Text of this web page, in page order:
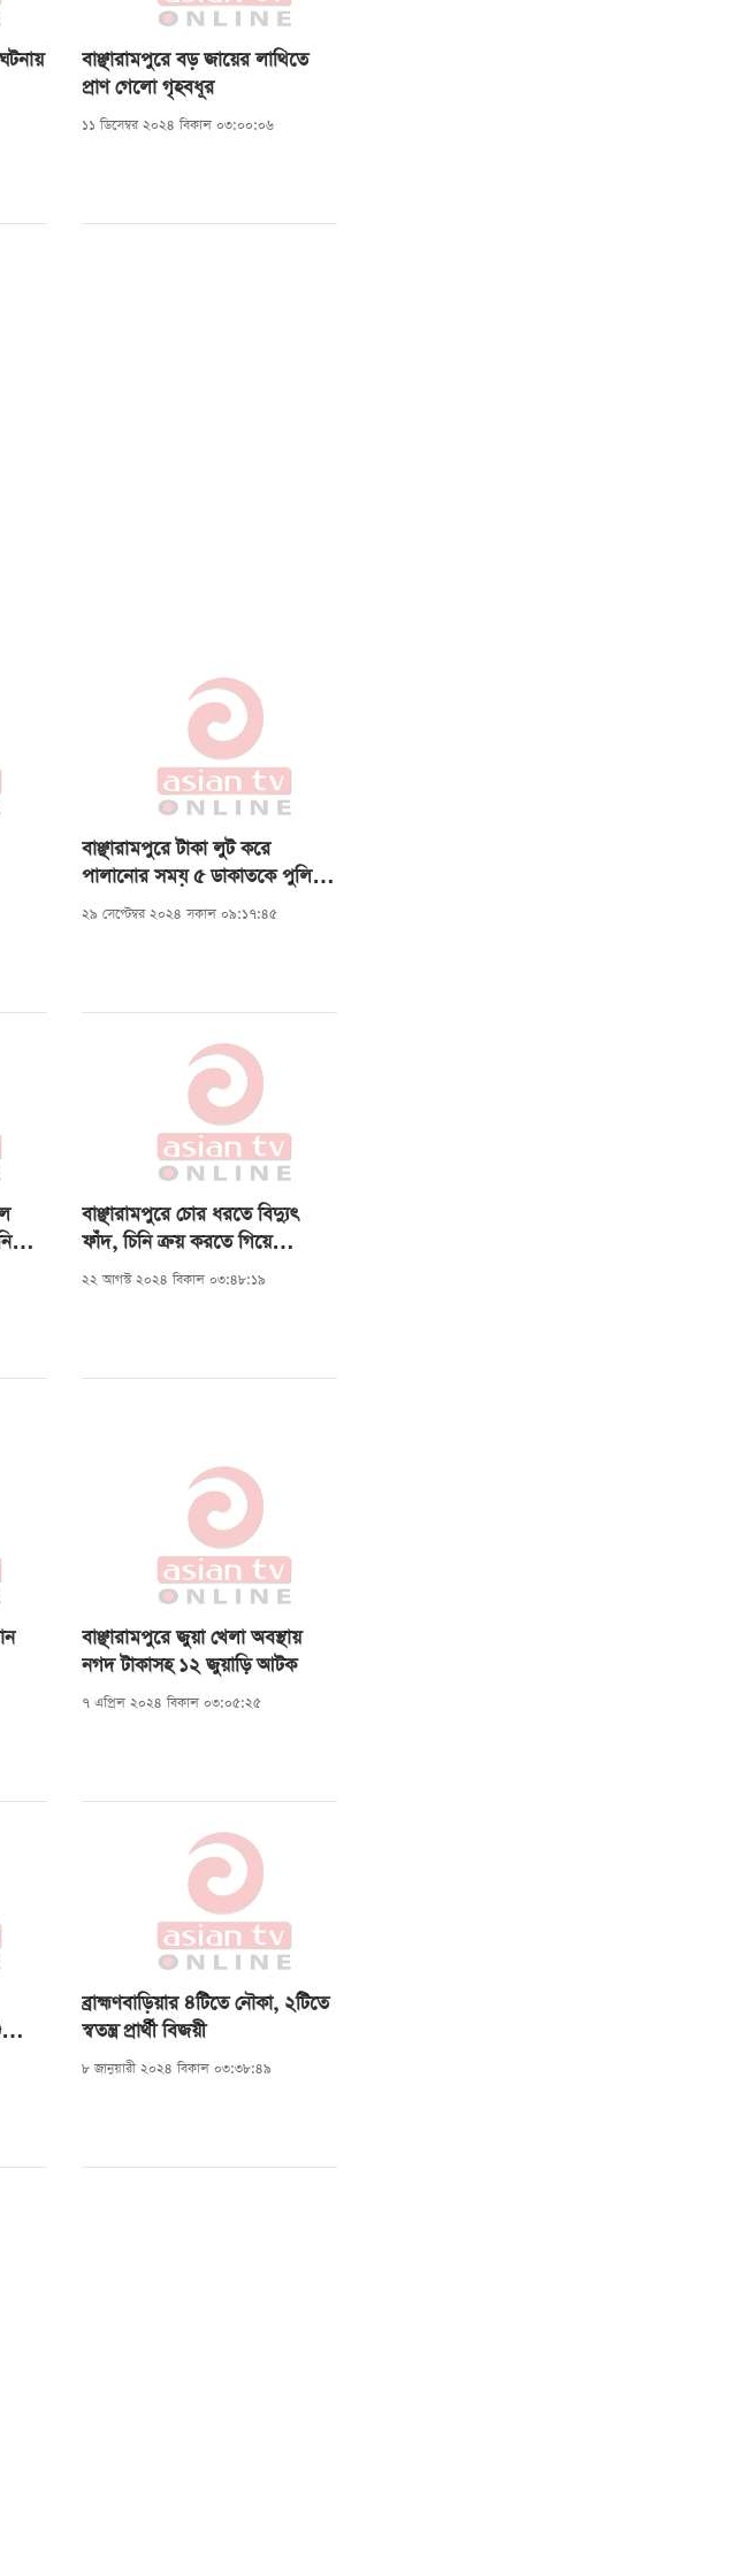
বাঞ্ছারামপুরে বড় জায়ের লাথিতে
প্রাণ গেলো গৃহবধূর
১১ ডিসেম্বর ২০২৪ বিকাল ০৩:০০:০৬
বাঞ্ছারামপুরে টাকা লুট করে
পালানোর সময় ৫ ডাকাতকে পুলিশে
দিলো এলাকাবাসী
২৯ সেপ্টেম্বর ২০২৪ সকাল ০৯:১৭:৪৫
বাঞ্ছারামপুরে চোর ধরতে বিদ্যুৎ
ফাঁদ, চিনি ক্রয় করতে গিয়ে
কিশোরর মৃত্যু
২২ আগস্ট ২০২৪ বিকাল ০৩:৪৮:১৯
বাঞ্ছারামপুরে জুয়া খেলা অবস্থায়
নগদ টাকাসহ ১২ জুয়াড়ি আটক
৭ এপ্রিল ২০২৪ বিকাল ০৩:০৫:২৫
ব্রাহ্মণবাড়িয়ার ৪টিতে নৌকা, ২টিতে
স্বতন্ত্র প্রার্থী বিজয়ী
৮ জানুয়ারী ২০২৪ বিকাল ০৩:৩৮:৪৯